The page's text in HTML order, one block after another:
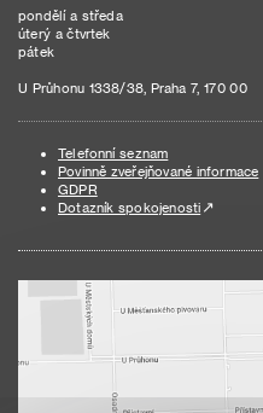
pondělí a středa
úterý a čtvrtek
pátek
U Průhonu 1338/38, Praha 7, 170 00
Telefonní seznam
Povinně zveřejňované informace
GDPR
Dotazník spokojenosti